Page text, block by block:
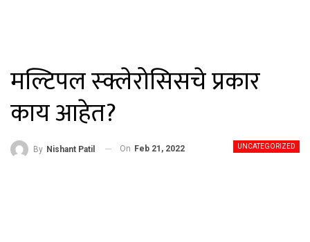
मल्टिपल स्क्लेरोसिसचे प्रकार
काय आहेत?
UNCATEGORIZED
By Nishant Patil On Feb 21, 2022